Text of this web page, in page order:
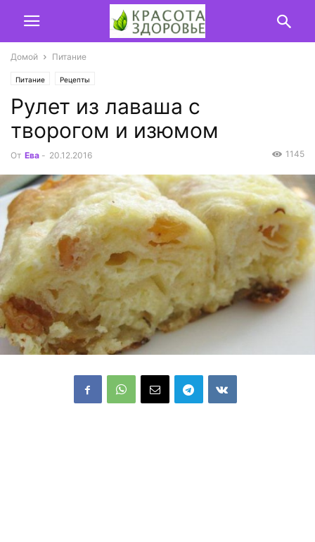
Домой Питание
Питание Рецепты
Рулет из лаваша с
творогом и изюмом
От Ева - 20.12.2016 1145